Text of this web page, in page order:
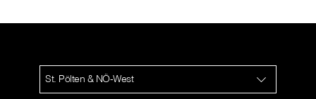
St. Pölten & NÖ-West